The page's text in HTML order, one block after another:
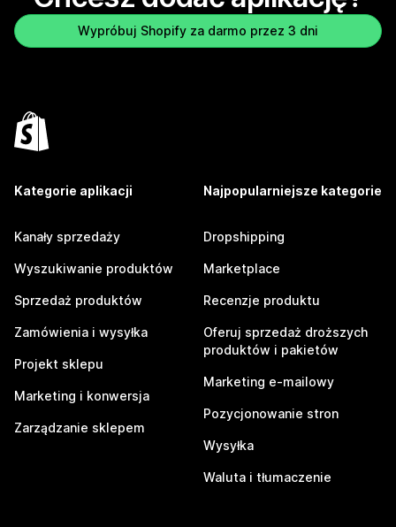
Wypróbuj Shopify za darmo przez 3 dni
Kategorie aplikacji
Kanały sprzedaży
Wyszukiwanie produktów
Sprzedaż produktów
Zamówienia i wysyłka
Projekt sklepu
Marketing i konwersja
Zarządzanie sklepem
Najpopularniejsze kategorie
Dropshipping
Marketplace
Recenzje produktu
Oferuj sprzedaż droższych
produktów i pakietów
Marketing e-mailowy
Pozycjonowanie stron
Wysyłka
Waluta i tłumaczenie